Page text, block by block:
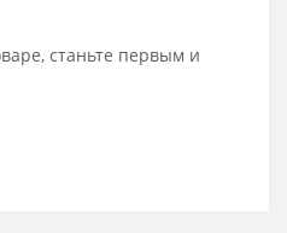
станьте первым и